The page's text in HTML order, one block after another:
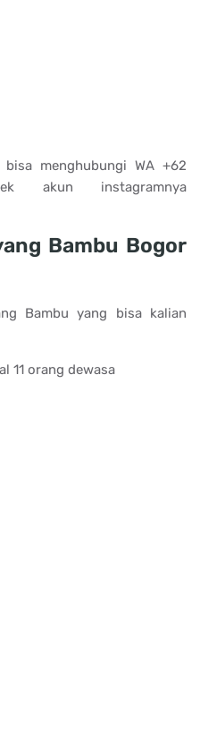
menghubungi WA +62
akun instagramnya
Bambu Bogor
Bambu yang bisa kalian
11 orang dewasa